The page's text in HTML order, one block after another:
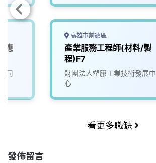
應
司
高雄市前鎮區
產業服務工程師(材料/製
程)F7
財團法人塑膠工業技術發展中
心
看更多職缺
發佈留言